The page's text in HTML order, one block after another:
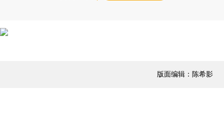
版面编辑：陈希影